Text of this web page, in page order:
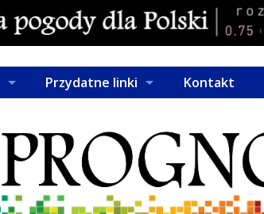
Przydatne linki Kontakt